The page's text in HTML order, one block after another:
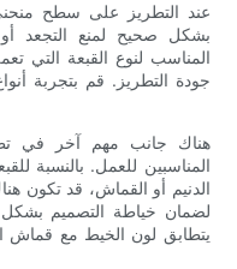
عند التطريز على سطح
بشكل صحيح لمنع التجعد
المناسب لنوع القبعة التي
جودة التطريز. قم بتجربة
هناك جانب مهم آخر في
المناسبين للعمل. بالنسبة
الدنيم أو القماش، قد تكون
لضمان خياطة التصميم
يتطابق لون الخيط مع قماش